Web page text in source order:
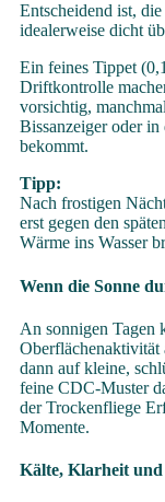
Entscheidend ist,
idealerweise dicht
Ein feines Tippet
Driftkontrolle
vorsichtig,
Bissanzeiger oder
bekommt.
Tipp:
Nach frostigen
erst gegen den
Wärme ins Wasser
Wenn die Sonne
An sonnigen Tagen
Oberflächenaktivität
dann auf kleine,
feine CDC-Muster
der Trockenfliege
Momente.
Kälte, Klarheit und